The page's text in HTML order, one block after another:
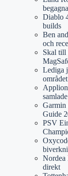
Diablo
builds
Ben
och
Skal till
Lediga
området
samlade
Garmin
Guide
PSV
Nordea
direkt